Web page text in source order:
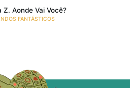
Z. Aonde Vai Você?
FANTÁSTICOS